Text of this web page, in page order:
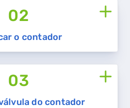
02
o contador
03
do contador